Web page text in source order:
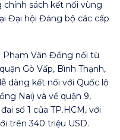
sách kết nối vùng
Đại hội Đảng bộ các cấp
Phạm Văn Đồng nối từ
Gò Vấp, Bình Thạnh,
dàng kết nối với Quốc lộ
Nai) và về quận 9,
số 1 của TP.HCM, với
trên 340 triệu USD.